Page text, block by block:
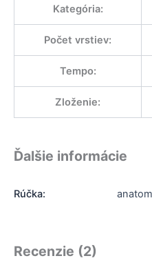
Kategória:
Počet vrstiev:
Tempo:
Zloženie:
Ďalšie informácie
Rúčka:
Recenzie (2)